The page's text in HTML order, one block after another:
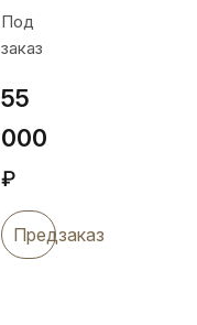
футляре,
Кор05сб
Под
заказ
55
000
₽
Предзаказ